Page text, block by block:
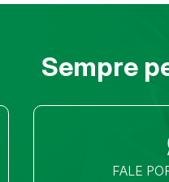
Sempre
FALE